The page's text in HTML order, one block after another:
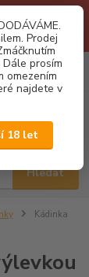
o naše
Děkujeme!
Prodej
prosím
omezením
najdete v
18 let
Menu
Hledat
0
za0,00 Kč
Kádinka